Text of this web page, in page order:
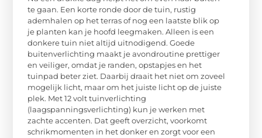
te gaan. Een korte ronde door de tuin, rustig
ademhalen op het terras of nog een laatste blik op
je planten kan je hoofd leegmaken. Alleen is een
donkere tuin niet altijd uitnodigend. Goede
buitenverlichting maakt je avondroutine prettiger
en veiliger, omdat je randen, opstapjes en het
tuinpad beter ziet. Daarbij draait het niet om zoveel
mogelijk licht, maar om het juiste licht op de juiste
plek. Met 12 volt tuinverlichting
(laagspanningsverlichting) kun je werken met
zachte accenten. Dat geeft overzicht, voorkomt
schrikmomenten in het donker en zorgt voor een